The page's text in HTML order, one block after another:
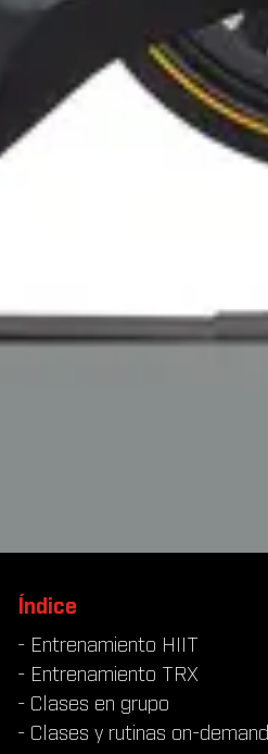
Índice
- Entrenamiento HIIT
- Entrenamiento TRX
- Clases en grupo
- Clases y rutinas on-demand